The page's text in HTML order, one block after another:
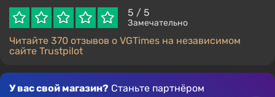
5 / 5
Замечательно
Читайте 370 отзывов о VGTimes на независимом
сайте Trustpilot
У вас свой магазин? Станьте партнёром